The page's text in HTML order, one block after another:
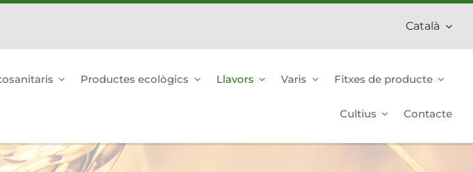
Català
Productes ecològics Llavors Varis Fitxes de producte
Cultius Contacte